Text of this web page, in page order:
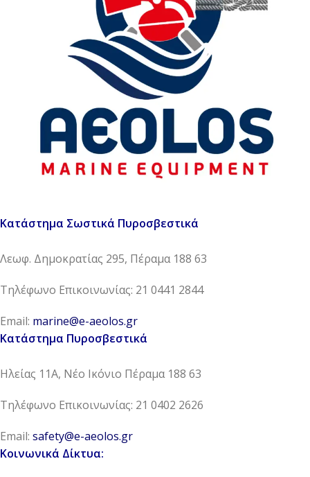
Κατάστημα Σωστικά Πυροσβεστικά
Λεωφ. Δημοκρατίας 295, Πέραμα 188 63
Τηλέφωνο Επικοινωνίας: 21 0441 2844
Email: marine@e-aeolos.gr
Κατάστημα Πυροσβεστικά
Ηλείας 11Α, Νέο Ικόνιο Πέραμα 188 63
Τηλέφωνο Επικοινωνίας: 21 0402 2626
Email: safety@e-aeolos.gr
Κοινωνικά Δίκτυα: